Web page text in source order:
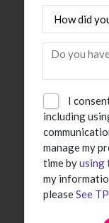
I
including
manage my
time byusing
my
pleaseSee